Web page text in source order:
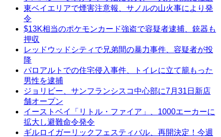
東ベイエリアで煙害注意報、サノルの山火事により発
令
$13K相当のポケモンカード強盗で容疑者逮捕、銃器も
押収
レッドウッドシティで兄弟間の暴力事件、容疑者が投
降
パロアルトでの住宅侵入事件、トイレに立て籠もった
男性を逮捕
ジョリビー、サンフランシスコ中心部に7月31日新店
舗オープン
イーストベイ「リトル・ファイア」、1000エーカーに
拡大し避難命令発令
ギルロイガーリックフェスティバル、再開決定！今週